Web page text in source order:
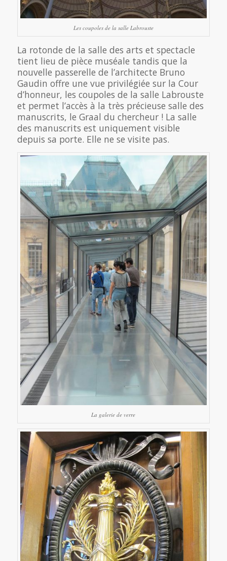
Les coupoles de la salle Labrouste
La rotonde de la salle des arts et spectacle
tient lieu de pièce muséale tandis que la
nouvelle passerelle de l’architecte Bruno
Gaudin offre une vue privilégiée sur la Cour
d’honneur, les coupoles de la salle Labrouste
et permet l’accès à la très précieuse salle des
manuscrits, le Graal du chercheur ! La salle
des manuscrits est uniquement visible
depuis sa porte. Elle ne se visite pas.
La galerie de verre